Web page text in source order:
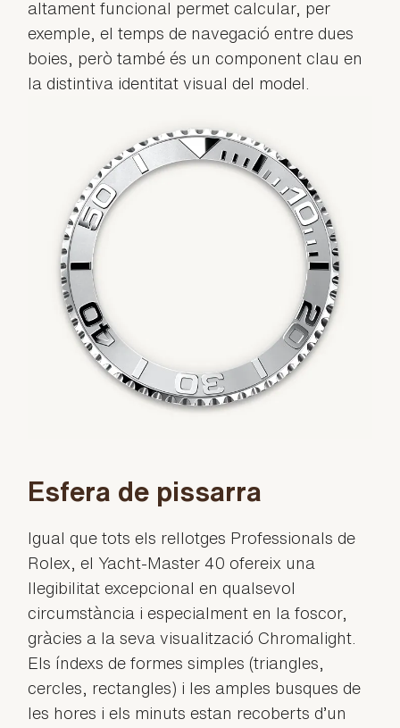
altament funcional permet calcular, per
exemple, el temps de navegació entre dues
boies, però també és un component clau en
la distintiva identitat visual del model.
Esfera de pissarra
Igual que tots els rellotges Professionals de
Rolex, el Yacht-Master 40 ofereix una
llegibilitat excepcional en qualsevol
circumstància i especialment en la foscor,
gràcies a la seva visualització Chromalight.
Els índexs de formes simples (triangles,
cercles, rectangles) i les amples busques de
les hores i els minuts estan recoberts d’un